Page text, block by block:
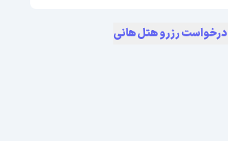
درخواست رزرو هتل هانی